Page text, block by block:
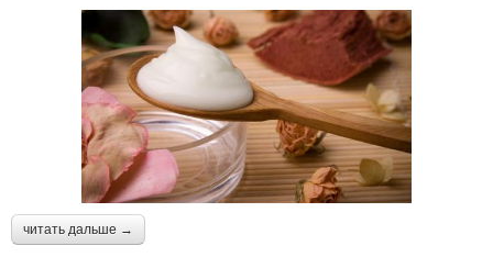
читать дальше →